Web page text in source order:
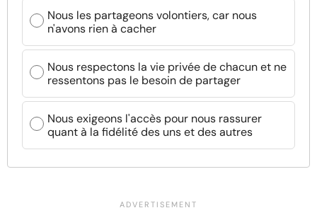
Nous les partageons volontiers, car nous
n'avons rien à cacher
Nous respectons la vie privée de chacun et ne
ressentons pas le besoin de partager
Nous exigeons l'accès pour nous rassurer
quant à la fidélité des uns et des autres